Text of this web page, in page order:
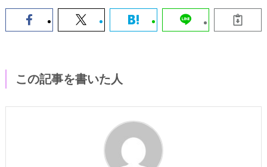
この記事を書いた人